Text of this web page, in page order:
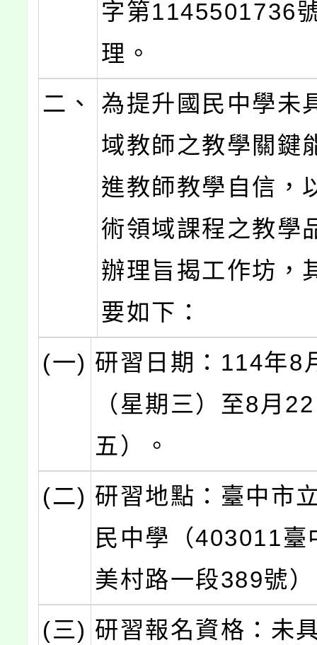
字第1145501736
理。
二、
為提升國民中學未
域教師之教學關鍵
進教師教學自信，
術領域課程之教學
辦理旨揭工作坊，
要如下：
(一) 研習日期：114年8
（星期三）至8月
五）。
(二) 研習地點：臺中市
民中學（403011臺
美村路一段389號
(三) 研習報名資格：未